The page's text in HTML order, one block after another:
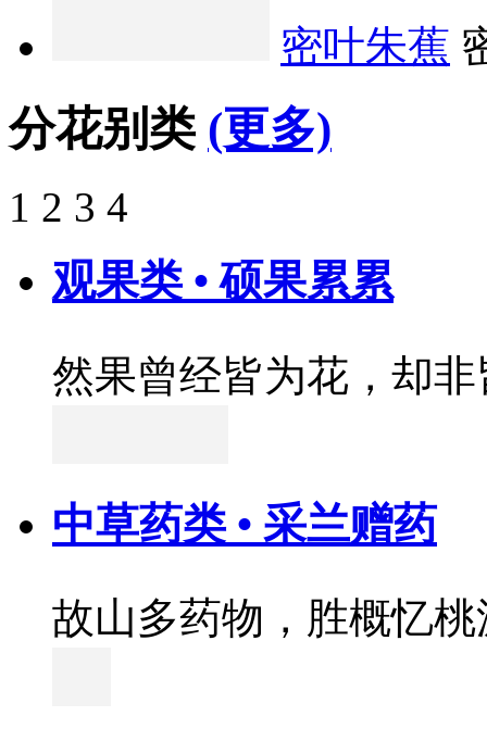
密叶朱蕉
分花别类 (更多)
1 2 3 4
观果类 • 硕果累累
然果曾经皆为花，却
中草药类 • 采兰赠药
故山多药物，胜概忆桃